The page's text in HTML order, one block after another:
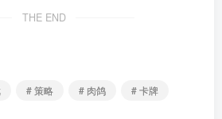
THE END
# 策略 # 肉鸽
# 卡牌